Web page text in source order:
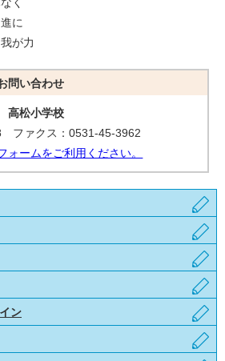
に
が力
問い合わせ
高松小学校
ファクス：0531-45-3962
ォームをご利用ください。
ン